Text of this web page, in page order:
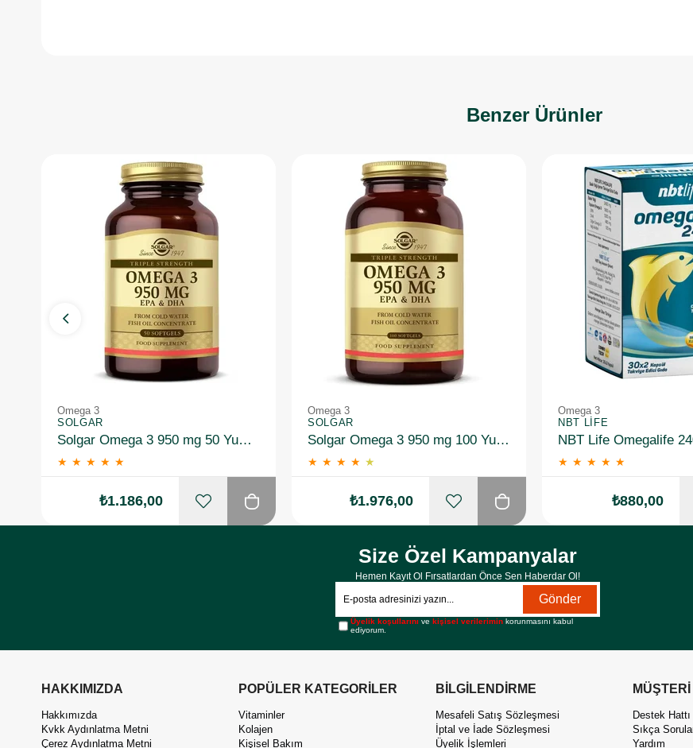
Benzer Ürünler
Omega 3
SOLGAR
Solgar Omega 3 950 mg 50 Yumuşak Jelatinli Kapsül
★ ★ ★ ★ ★
₺1.186,00
Omega 3
SOLGAR
Solgar Omega 3 950 mg 100 Yumuşak Jelatinli Kapsül
★ ★ ★ ★ ★
₺1.976,00
Omega 3
NBT LIFE
★ ★ ★ ★ ★
₺880,00
Size Özel Kampanyalar
Hemen Kayıt Ol Fırsatlardan Önce Sen Haberdar Ol!
Gönder
Üyelik koşullarını vekişisel verilerimin korunmasını kabul
ediyorum.
HAKKIMIZDA
Hakkımızda
Kvkk Aydınlatma Metni
Çerez Aydınlatma Metni
POPÜLER KATEGORİLER
Vitaminler
Kolajen
Kişisel Bakım
BİLGİLENDİRME
Mesafeli Satış Sözleşmesi
İptal ve İade Sözleşmesi
Üyelik İşlemleri
Destek Hattı
Sıkça
Yardım